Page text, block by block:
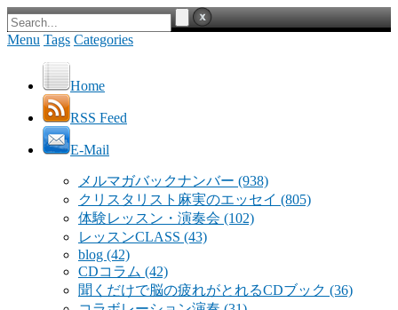
Menu Tags Categories
Home
RSS Feed
E-Mail
メルマガバックナンバー (938)
クリスタリスト麻実のエッセイ (805)
体験レッスン・演奏会 (102)
レッスンCLASS (43)
blog (42)
CDコラム (42)
聞くだけで脳の疲れがとれるCDブック (36)